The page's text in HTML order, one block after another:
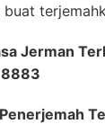
Jerman